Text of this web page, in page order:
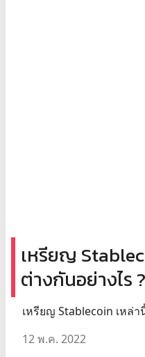
เหรียญ
ต่างกันอย่างไร ?
เหรียญ Stablecoin เหล่
12 พ.ค. 2022